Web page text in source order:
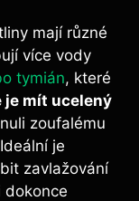
mají různé
více vody
tymián, které
je mít ucelený
zoufalému
je
zavlažování
dokonce